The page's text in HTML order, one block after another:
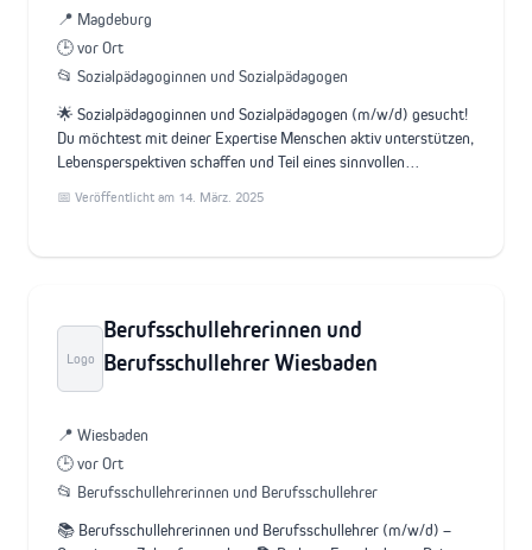
📍 Magdeburg
🕒 vor Ort
📂 Sozialpädagoginnen und Sozialpädagogen
🌟 Sozialpädagoginnen und Sozialpädagogen (m/w/d) gesucht!
Du möchtest mit deiner Expertise Menschen aktiv unterstützen,
Lebensperspektiven schaffen und Teil eines sinnvollen…
📅 Veröffentlicht am 14. März. 2025
Logo
Berufsschullehrerinnen und
Berufsschullehrer Wiesbaden
📍 Wiesbaden
🕒 vor Ort
📂 Berufsschullehrerinnen und Berufsschullehrer
📚 Berufsschullehrerinnen und Berufsschullehrer (m/w/d) –